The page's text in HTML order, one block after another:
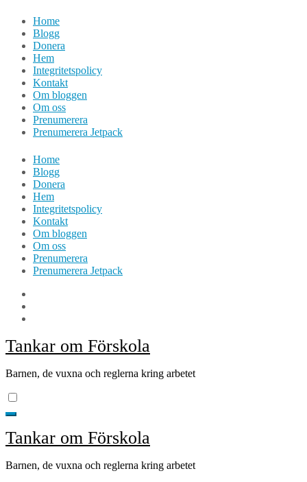
Hoppa
innehåll
Home
Blogg
Donera
Hem
Integritetspolicy
Kontakt
Om bloggen
Om oss
Prenumerera
Prenumerera Jetpack
Home
Blogg
Donera
Hem
Integritetspolicy
Kontakt
Om bloggen
Om oss
Prenumerera
Prenumerera Jetpack
Tankar om Förskola
Barnen, de vuxna och reglerna kring arbetet
Tankar om Förskola
Barnen, de vuxna och reglerna kring arbetet